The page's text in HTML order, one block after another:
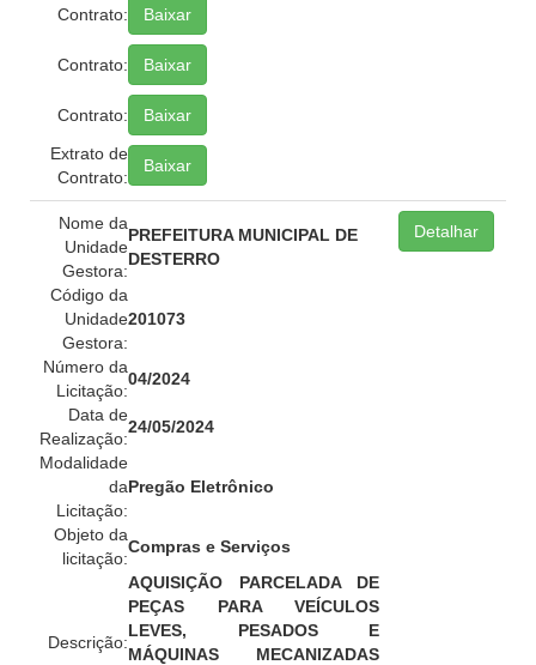
Contrato: Baixar
Contrato: Baixar
Contrato:
Baixar
Extrato de
Contrato:
Baixar
Nome da
Unidade
Gestora:
PREFEITURA MUNICIPAL DE
DESTERRO
Código da
Unidade
Gestora:
201073
Número da
Licitação:
04/2024
Data de
Realização:
24/05/2024
Modalidade
da
Licitação:
Pregão Eletrônico
Objeto da
licitação:
Compras e Serviços
Descrição:
AQUISIÇÃO PARCELADA DE
PEÇAS PARA VEÍCULOS
LEVES, PESADOS E
MÁQUINAS MECANIZADAS
Detalhar